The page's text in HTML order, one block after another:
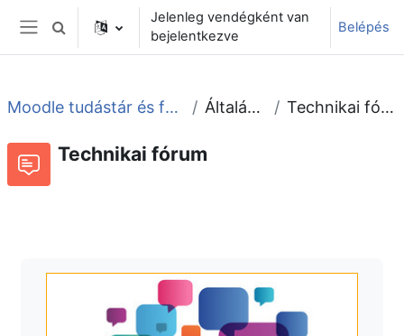
Tovább a fő tartalomhoz
Oldalpanel
Keresési bemeneti adatok váltása
Jelenleg vendégként van
bejelentkezve
Belépés
Moodle tudástár és fórum Általános Technikai fórum
Technikai fórum